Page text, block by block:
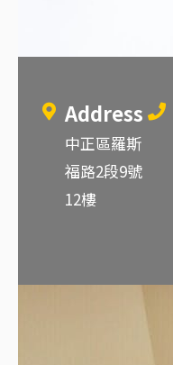
Address
中正區羅斯
福路2段9號
12樓